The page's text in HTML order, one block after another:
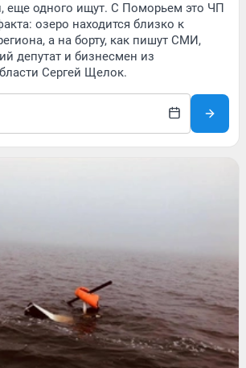
еще одного ищут. С Поморьем это ЧП
озеро находится близко к
а на борту, как пишут СМИ,
депутат и бизнесмен из
Сергей Щелок.